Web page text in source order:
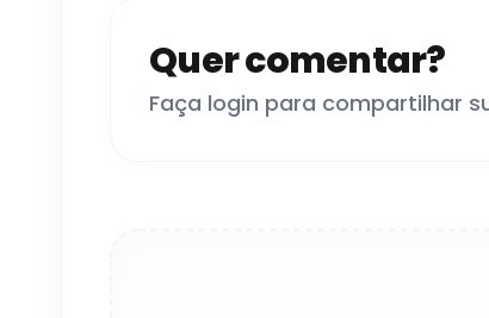
Quer comentar?
Faça login para compartilhar